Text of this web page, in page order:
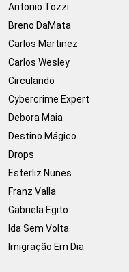
Antonio Tozzi
Breno DaMata
Carlos Martinez
Carlos Wesley
Circulando
Cybercrime Expert
Debora Maia
Destino Mágico
Drops
Esterliz Nunes
Franz Valla
Gabriela Egito
Ida Sem Volta
Imigração Em Dia